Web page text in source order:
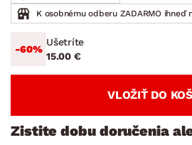
K osobnému odberu ZADARMO ihneď
-60%
Ušetríte
15.00 €
VLOŽIŤ DO
Zistite dobu doručenia